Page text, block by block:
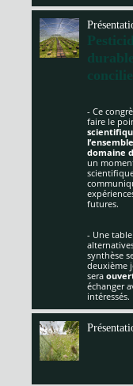
- Ce
faire le
domaine
un
futures.
- Une
synthèse
deuxième
sera
échanger
intéressés.